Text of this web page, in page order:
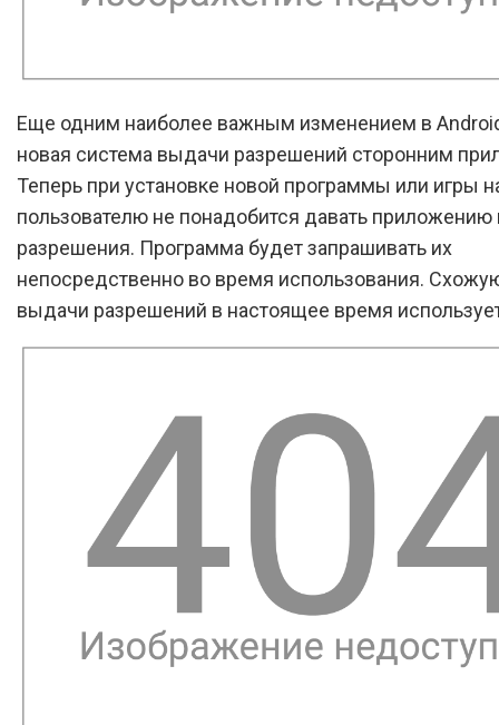
Еще одним наиболее важным изменением в
новая система выдачи разрешений сторонним
Теперь при установке новой программы или игры
пользователю не понадобится давать приложению
разрешения. Программа будет запрашивать их
непосредственно во время использования.
выдачи разрешений в настоящее время